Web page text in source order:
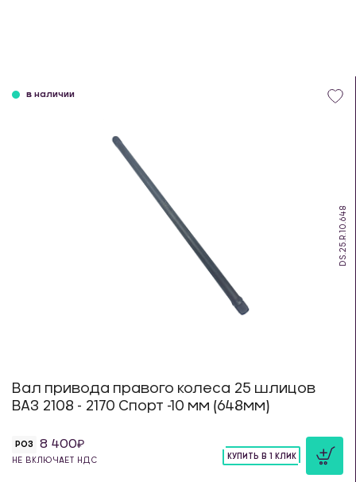
DS.25.R.10.648
в наличии
Вал привода правого колеса 25 шлицов
ВАЗ 2108 - 2170 Спорт -10 мм (648мм)
РОЗ 8 400
НЕ ВКЛЮЧАЕТ НДС
КУПИТЬ В 1 КЛИК